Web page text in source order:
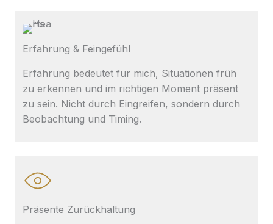
Erfahrung & Feingefühl
Erfahrung bedeutet für mich, Situationen früh
zu erkennen und im richtigen Moment präsent
zu sein. Nicht durch Eingreifen, sondern durch
Beobachtung und Timing.
Präsente Zurückhaltung